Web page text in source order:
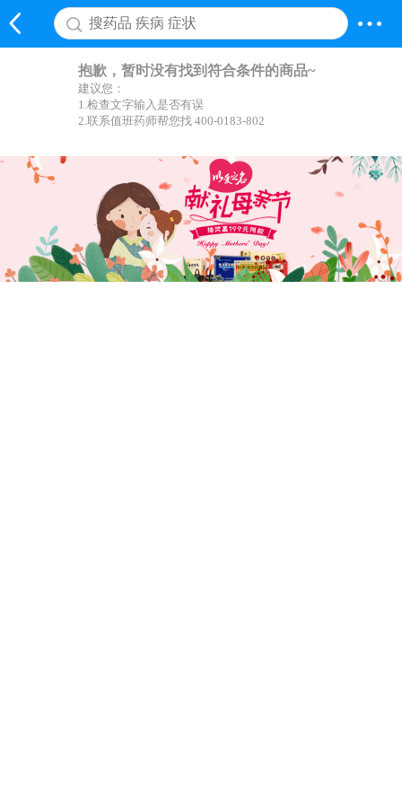
抱歉，暂时没有找到符合条件的商品~
建议您：
1.检查文字输入是否有误
2.联系值班药师帮您找 400-0183-802